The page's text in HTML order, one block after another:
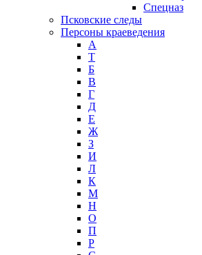
Спецназ
Псковские следы
Персоны краеведения
А
T
Б
В
Г
Д
Е
Ж
З
И
Л
К
М
Н
О
П
Р